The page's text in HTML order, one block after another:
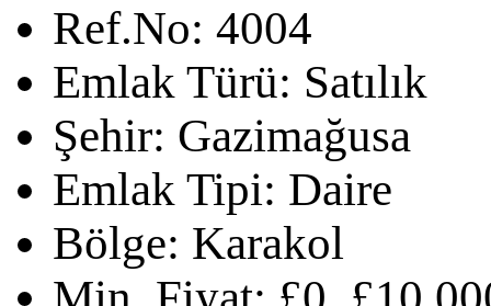
Ref.No: 4004
Emlak Türü: Satılık
Şehir: Gazimağusa
Emlak Tipi: Daire
Bölge: Karakol